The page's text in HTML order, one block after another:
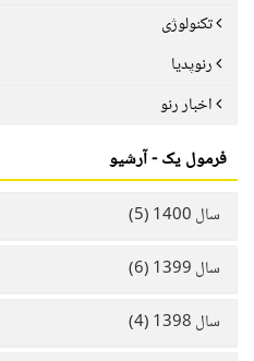
تکنولوژی
رنوپدیا
اخبار رنو
فرمول یک - آرشیو
سال 1400 (5)
سال 1399 (6)
سال 1398 (4)